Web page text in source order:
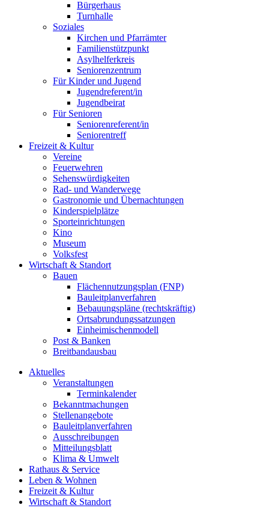
Bürgerhaus
Turnhalle
Soziales
Kirchen und Pfarrämter
Familienstützpunkt
Asylhelferkreis
Seniorenzentrum
Für Kinder und Jugend
Jugendreferent/in
Jugendbeirat
Für Senioren
Seniorenreferent/in
Seniorentreff
Freizeit & Kultur
Vereine
Feuerwehren
Sehenswürdigkeiten
Rad- und Wanderwege
Gastronomie und Übernachtungen
Kinderspielplätze
Sporteinrichtungen
Kino
Museum
Volksfest
Wirtschaft & Standort
Bauen
Flächennutzungsplan (FNP)
Bauleitplanverfahren
Bebauungspläne (rechtskräftig)
Ortsabrundungssatzungen
Einheimischenmodell
Post & Banken
Breitbandausbau
Aktuelles
Veranstaltungen
Terminkalender
Bekanntmachungen
Stellenangebote
Bauleitplanverfahren
Ausschreibungen
Mitteilungsblatt
Klima & Umwelt
Rathaus & Service
Leben & Wohnen
Freizeit & Kultur
Wirtschaft & Standort